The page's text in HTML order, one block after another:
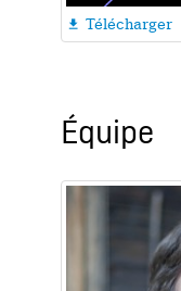
 Télécharger
Équipe